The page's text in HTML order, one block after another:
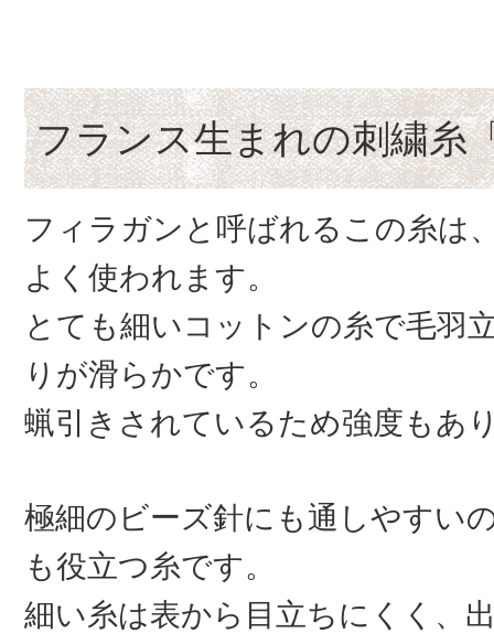
フランス生まれの刺繍糸
フィラガンと呼ばれるこの糸は
よく使われます。
とても細いコットンの糸で毛羽
りが滑らかです。
蝋引きされているため強度もあ
極細のビーズ針にも通しやすい
も役立つ糸です。
細い糸は表から目立ちにくく、